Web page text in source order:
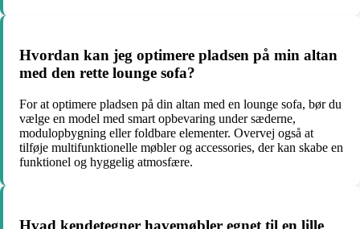
Hvordan kan jeg optimere pladsen på min altan
med den rette lounge sofa?
For at optimere pladsen på din altan med en lounge sofa, bør du
vælge en model med smart opbevaring under sæderne,
modulopbygning eller foldbare elementer. Overvej også at
tilføje multifunktionelle møbler og accessories, der kan skabe en
funktionel og hyggelig atmosfære.
Hvad kendetegner havemøbler egnet til en lille